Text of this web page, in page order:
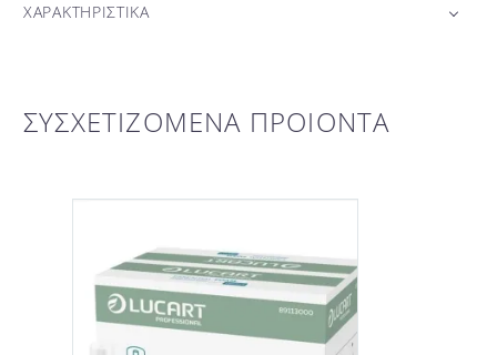
ΧΑΡΑΚΤΗΡΙΣΤΙΚΑ
ΣΥΣΧΕΤΙΖΟΜΕΝΑ ΠΡΟΙΟΝΤΑ